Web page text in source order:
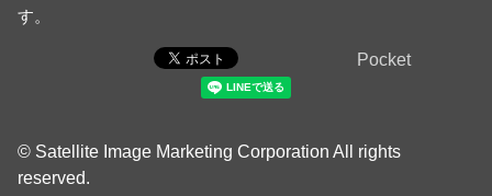
す。
Pocket
© Satellite Image Marketing Corporation All rights
reserved.